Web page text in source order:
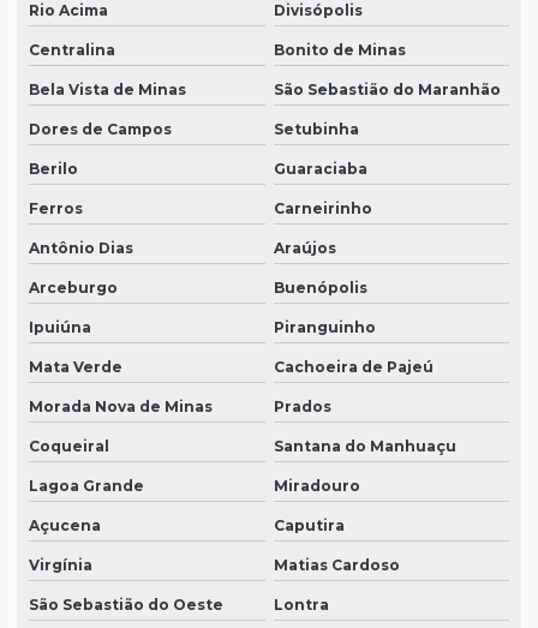
Rio Acima Divisópolis
Centralina Bonito de Minas
Bela Vista de Minas São Sebastião do Maranhão
Dores de Campos Setubinha
Berilo Guaraciaba
Ferros Carneirinho
Antônio Dias Araújos
Arceburgo Buenópolis
Ipuiúna Piranguinho
Mata Verde Cachoeira de Pajeú
Morada Nova de Minas Prados
Coqueiral Santana do Manhuaçu
Lagoa Grande Miradouro
Açucena Caputira
Virgínia Matias Cardoso
São Sebastião do Oeste Lontra